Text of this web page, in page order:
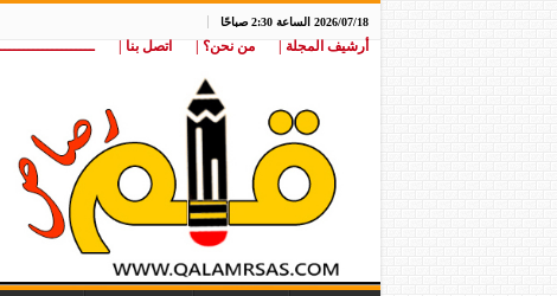
2026/07/18 الساعة 2:30 صباحًا
أرشيف المجلة | من نحن؟ | اتصل بنا |